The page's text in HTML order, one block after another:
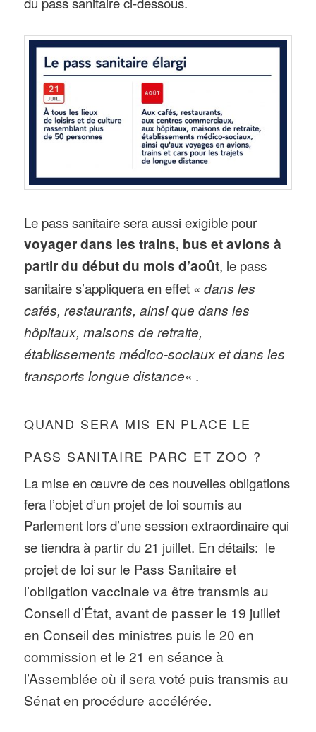
Le pass sanitaire sera aussi exigible pour
voyager dans les trains, bus et avions à
partir du début du mois d’août, le pass
sanitaire s’appliquera en effet «dans les
cafés, restaurants, ainsi que dans les
hôpitaux, maisons de retraite,
établissements médico-sociaux et dans les
transports longue distance« .
QUAND SERA MIS EN PLACE LE
PASS SANITAIRE PARC ET ZOO ?
La mise en œuvre de ces nouvelles obligations
fera l’objet d’un projet de loi soumis au
Parlement lors d’une session extraordinaire qui
se tiendra à partir du 21 juillet. En détails: le
projet de loi sur le Pass Sanitaire et
l’obligation vaccinale va être transmis au
Conseil d’État, avant de passer le 19 juillet
en Conseil des ministres puis le 20 en
commission et le 21 en séance à
l’Assemblée où il sera voté puis transmis au
Sénat en procédure accélérée.